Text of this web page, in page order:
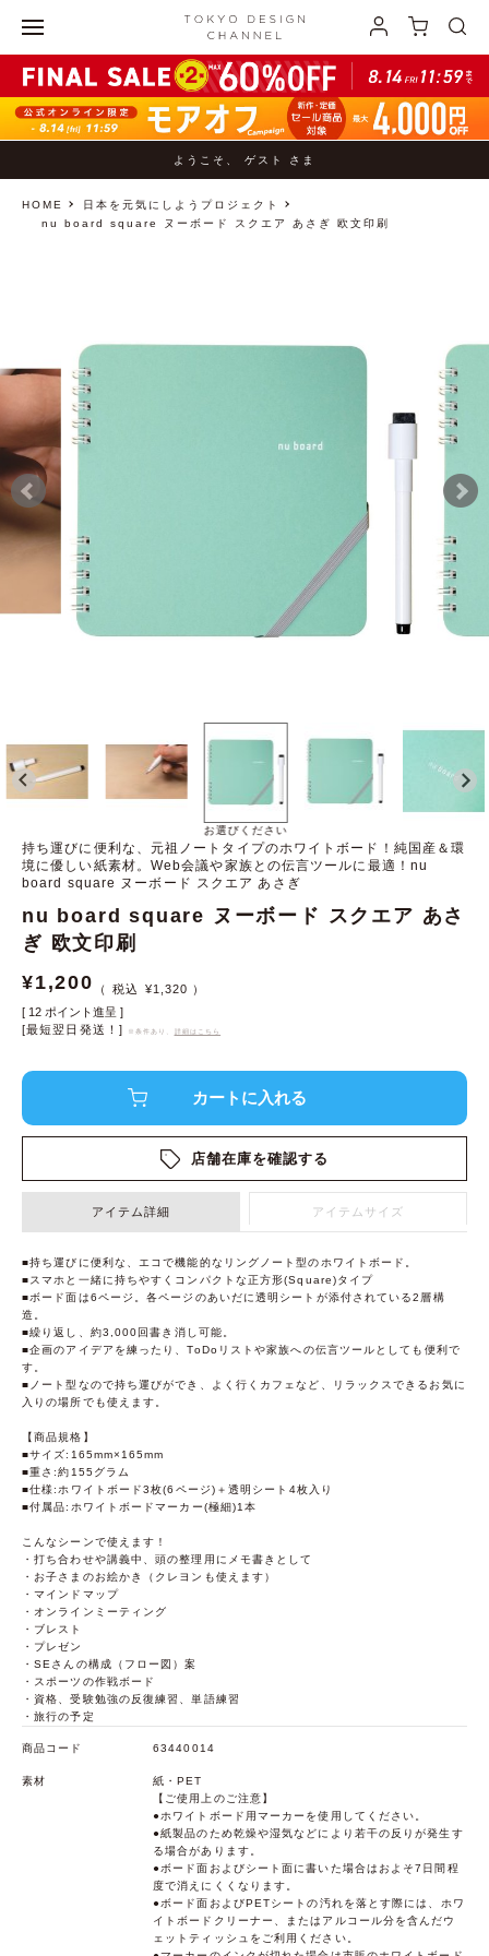
ようこそ、 ゲスト さま
HOME
日本を元気にしようプロジェクト
nu board square ヌーボード スクエア あさぎ 欧文印刷
お選びください
持ち運びに便利な、元祖ノートタイプのホワイトボード！純国産＆環
境に優しい紙素材。Web会議や家族との伝言ツールに最適！nu
board square ヌーボード スクエア あさぎ
nu board square ヌーボード スクエア あさ
ぎ 欧文印刷
¥1,200 ¥1,320
[ 12 ポイント進呈 ]
[最短翌日発送！]
※条件あり、 詳細はこちら
店舗在庫を確認する
アイテム詳細 アイテムサイズ
■持ち運びに便利な、エコで機能的なリングノート型のホワイトボード。
■スマホと一緒に持ちやすくコンパクトな正方形(Square)タイプ
■ボード面は6ページ。各ページのあいだに透明シートが添付されている2層構
造。
■繰り返し、約3,000回書き消し可能。
■企画のアイデアを練ったり、ToDoリストや家族への伝言ツールとしても便利で
す。
■ノート型なので持ち運びができ、よく行くカフェなど、リラックスできるお気に
入りの場所でも使えます。
【商品規格】
■サイズ:165mm×165mm
■重さ:約155グラム
■仕様:ホワイトボード3枚(6ページ)＋透明シート4枚入り
■付属品:ホワイトボードマーカー(極細)1本
こんなシーンで使えます！
・打ち合わせや講義中、頭の整理用にメモ書きとして
・お子さまのお絵かき（クレヨンも使えます）
・マインドマップ
・オンラインミーティング
・ブレスト
・プレゼン
・SEさんの構成（フロー図）案
・スポーツの作戦ボード
・資格、受験勉強の反復練習、単語練習
・旅行の予定
商品コード 63440014
素材
紙・PET
【ご使用上のご注意】
●ホワイトボード用マーカーを使用してください。
●紙製品のため乾燥や湿気などにより若干の反りが発生す
る場合があります。
●ボード面およびシート面に書いた場合はおよそ7日間程
度で消えにくくなります。
●ボード面およびPETシートの汚れを落とす際には、ホワ
イトボードクリーナー、またはアルコール分を含んだウ
ェットティッシュをご利用ください。